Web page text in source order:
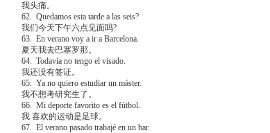
我头痛。
62. Quedamos esta tarde a las seis?
我们今天下午六点见面吗?
63. En verano voy a ir a Barcelona.
夏天我去巴塞罗那。
64. Todavía no tengo el visado.
我还没有签证。
65. Ya no quiero estudiar un máster.
我不想考研究生了。
66. Mi deporte favorito es el fútbol.
我 喜欢的运动是足球。
67. El verano pasado trabajé en un bar.